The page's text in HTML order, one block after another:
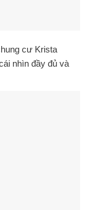
cư Krista
nhìn đầy đủ và